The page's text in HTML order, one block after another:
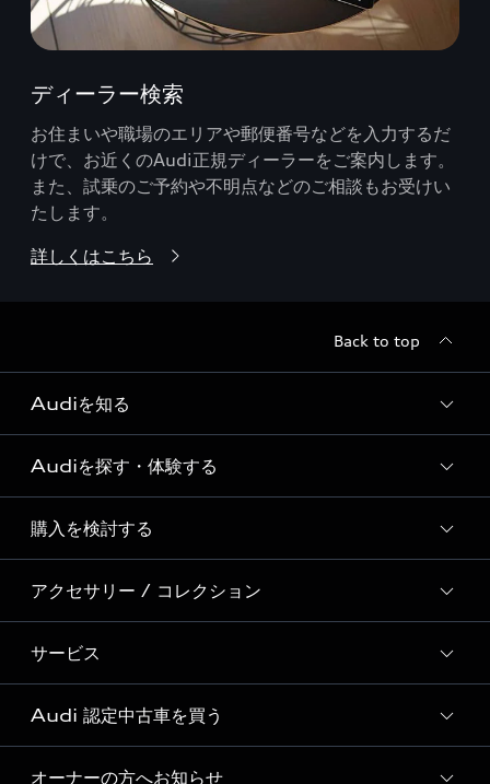
ディーラー検索
お住まいや職場のエリアや郵便番号などを入力するだ
けで、お近くのAudi正規ディーラーをご案内します。
また、試乗のご予約や不明点などのご相談もお受けい
たします。
詳しくはこちら
Back to top
Audiを知る
Audi ブランド
Story of Progress
Audi Sport
Formula 1®
デジタルサービス
Audiを探す・体験する
ディーラー検索
新車在庫検索
試乗車・展示車検索
見積り依頼
試乗予約
購入を検討する
モデル一覧
特別仕様モデル / 限定モデル
e-tronラインアップ
価格シミュレーション
車両比較
アクセサリー / コレクション
純正アクセサリー
オンラインショップ
Audi collection
サービス
サービス入庫予約
サービスプログラム
Audi 認定中古車を買う
オーナーの方へお知らせ